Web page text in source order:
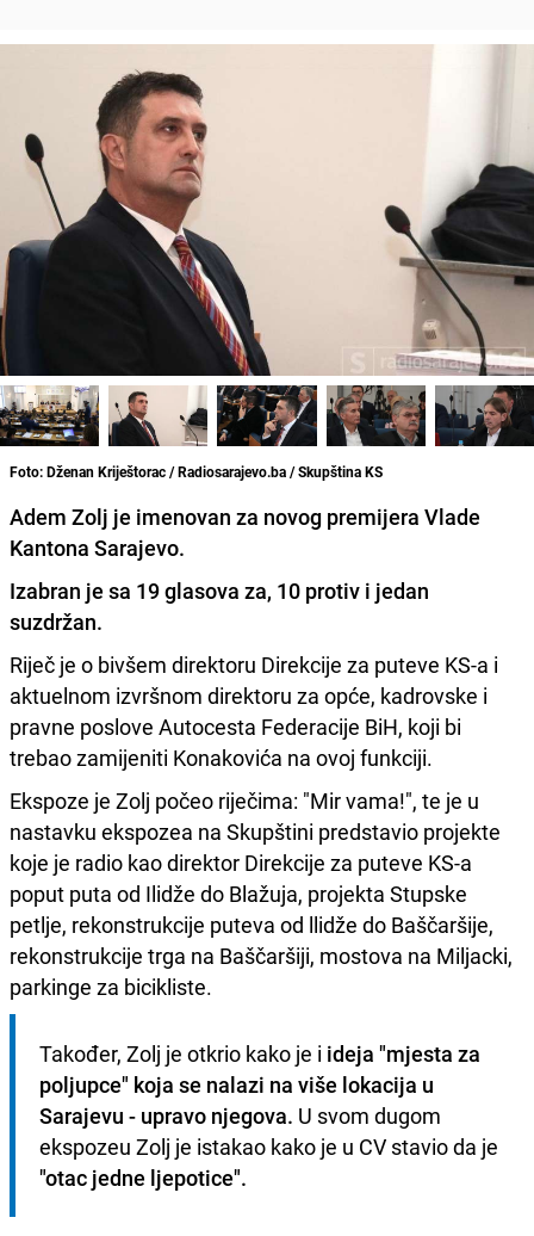
Foto: Dženan Kriještorac / Radiosarajevo.ba / Skupština KS
Adem Zolj je imenovan za novog premijera Vlade
Kantona Sarajevo.
Izabran je sa 19 glasova za, 10 protiv i jedan
suzdržan.
Riječ je o bivšem direktoru Direkcije za puteve KS-a i
aktuelnom izvršnom direktoru za opće, kadrovske i
pravne poslove Autocesta Federacije BiH, koji bi
trebao zamijeniti Konakovića na ovoj funkciji.
Ekspoze je Zolj počeo riječima: "Mir vama!", te je u
nastavku ekspozea na Skupštini predstavio projekte
koje je radio kao direktor Direkcije za puteve KS-a
poput puta od Ilidže do Blažuja, projekta Stupske
petlje, rekonstrukcije puteva od llidže do Baščaršije,
rekonstrukcije trga na Baščaršiji, mostova na Miljacki,
parkinge za bicikliste.
Također, Zolj je otkrio kako je i ideja "mjesta za
poljupce" koja se nalazi na više lokacija u
Sarajevu - upravo njegova. U svom dugom
ekspozeu Zolj je istakao kako je u CV stavio da je
"otac jedne ljepotice".